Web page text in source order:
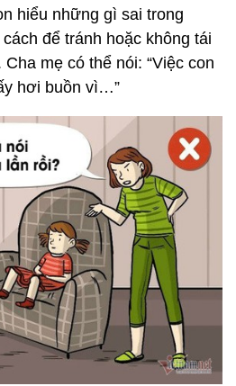
hiểu những gì sai trong
để tránh hoặc không tái
mẹ có thể nói: “Việc con
hơi buồn vì…”